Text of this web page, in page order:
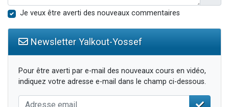
Je veux être averti des nouveaux commentaires
Newsletter Yalkout-Yossef
Pour être averti par e-mail des nouveaux cours en vidéo,
indiquez votre adresse e-mail dans le champ ci-dessous.